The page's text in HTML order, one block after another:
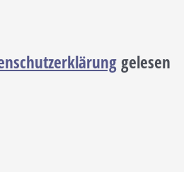
gelesen